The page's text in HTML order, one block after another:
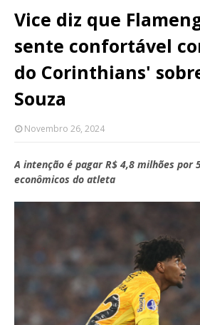
Vice diz que
sente confortável
do Corinthians'
Souza
Novembro 26, 2024
A intenção é pagar R$ 4,8 milhões por
econômicos do atleta